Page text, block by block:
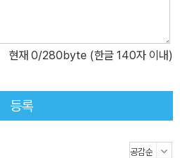
어 런던에 홀로 남게 된다. 사라는 자신
로 호의를 표하면서도 냉혹한 일면을
비롯해 마음이 끌리는 여러 친구들
어먼가드, 편부슬하에 떼쟁이지만 사
고, 특유의 이야기꾼 재능을 발휘해 학
현재 0/280byte (한글 140자 이내)
등록